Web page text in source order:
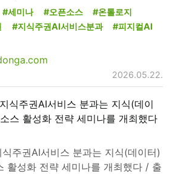
#세미나 #오픈소스
#온톨로지
#지식주권AI서비스분과
#피지컬AI
2026.05.22.
주권AI서비스 분과는 지식(데이터)
활성화 전략 세미나를 개최했다 / 출